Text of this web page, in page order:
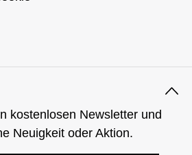
kostenlosen Newsletter und
Neuigkeit oder Aktion.